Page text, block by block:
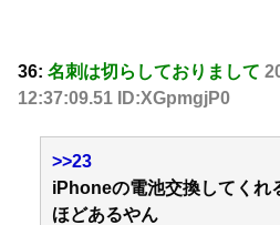
36: 名刺は切らしておりまして
12:37:09.51 ID:XGpmgjP0
>>23
iPhoneの電池交換してくれ
ほどあるやん